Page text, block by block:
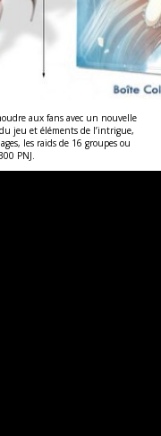
aux fans avec un nouvelle
jeu et éléments de l’intrigue,
les raids de 16 groupes ou
PNJ.